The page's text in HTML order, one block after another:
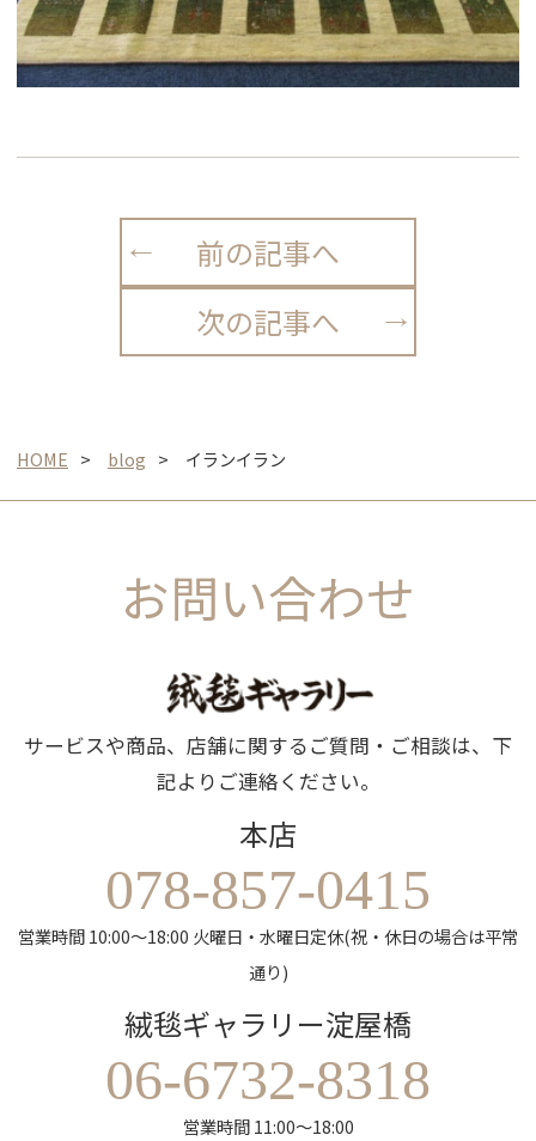
前の記事へ
次の記事へ
HOME blog イランイラン
お問い合わせ
サービスや商品、店舗に関するご質問・ご相談は、下
記よりご連絡ください。
本店
078-857-0415
営業時間 10:00～18:00 火曜日・水曜日定休(祝・休日の場合は平常
通り)
絨毯ギャラリー淀屋橋
06-6732-8318
営業時間 11:00～18:00